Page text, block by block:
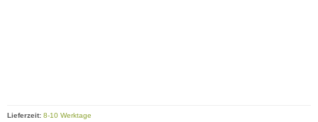
Lieferzeit: 8-10 Werktage